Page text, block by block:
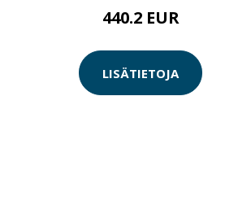
440.2 EUR
LISÄTIETOJA